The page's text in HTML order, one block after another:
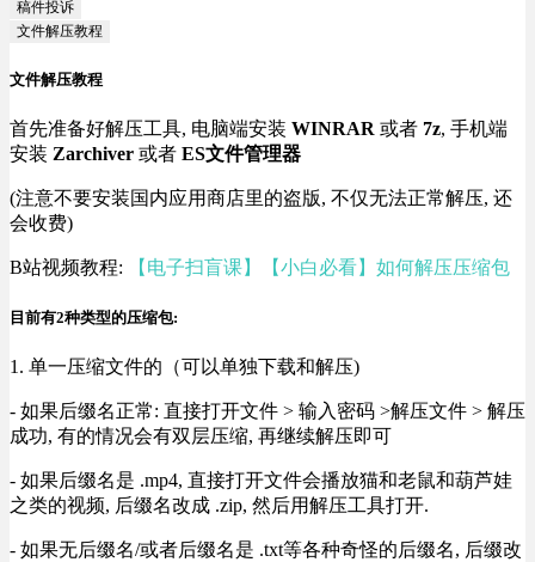
稿件投诉
文件解压教程
文件解压教程
首先准备好解压工具, 电脑端安装 WINRAR 或者 7z, 手机端
安装 Zarchiver 或者 ES文件管理器
(注意不要安装国内应用商店里的盗版, 不仅无法正常解压, 还
会收费)
B站视频教程: 【电子扫盲课】【小白必看】如何解压压缩包
目前有2种类型的压缩包:
1. 单一压缩文件的（可以单独下载和解压)
- 如果后缀名正常: 直接打开文件 > 输入密码 >解压文件 > 解压
成功, 有的情况会有双层压缩, 再继续解压即可
- 如果后缀名是 .mp4, 直接打开文件会播放猫和老鼠和葫芦娃
之类的视频, 后缀名改成 .zip, 然后用解压工具打开.
- 如果无后缀名/或者后缀名是 .txt等各种奇怪的后缀名, 后缀改